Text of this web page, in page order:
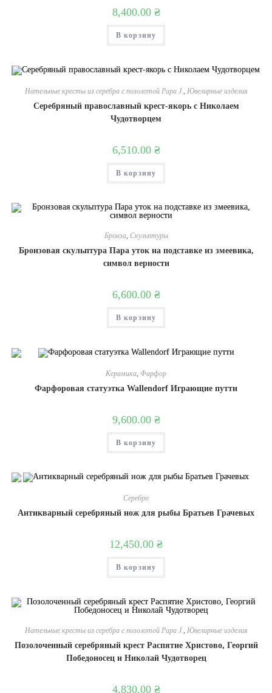
8,400.00 ₴
В корзину
Нательные кресты из серебра с позолотой Papa J. Ювелирные изделия
Серебряный православный крест-якорь с Николаем
Чудотворцем
6,510.00 ₴
В корзину
Бронза, Скульптуры
Бронзовая скульптура Пара уток на подставке из змеевика,
символ верности
6,600.00 ₴
В корзину
Керамика Фарфор
Фарфоровая статуэтка Wallendorf Играющие путти
9,600.00 ₴
В корзину
Серебро
Антикварный серебряный нож для рыбы Братьев Грачевых
12,450.00 ₴
В корзину
Нательные кресты из серебра с позолотой Papa J. Ювелирные изделия
Позолоченный серебряный крест Распятие Христово, Георгий
Победоносец и Николай Чудотворец
4,830.00 ₴